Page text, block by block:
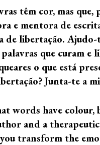
têm cor, mas
e mentora de
libertação.
que curam
o que está
Junta-te a
words have colour,
and a
transform the